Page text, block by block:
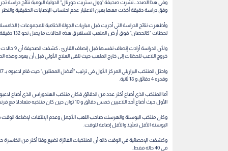
وفق دراسة دقيقة أخذت معها بعين الاعتبار عدم احتساب الإصابات الحقيقية
لحظات "كالحصان" فوق أرض الملعب لتستغرق هذه الحالات ما يصل نحو 132 دقيقة توقف ، يمكن أن يطلق عليه "وقت التلوي الضائع".
خروج اللاعب للحظات إلى خارج الملعب حيث تلقى العلاج الأولي قبل أن يعود وهذه الحالات
وقدره 4 دقائق و 18 ثانية.
الأول حيث أضاع أحد اللاعبين خمس دقائق و 10 ثوان حين كان منتخبه متعادلا مع فرنسا وهي النتيجة التي كانت تسعد الهندوراسيين كثيرا.
البوسنة الأقل تمثيلا والأقل إضاعة للوقت.
في 40 حالة فقط.